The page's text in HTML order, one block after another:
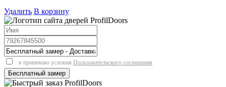
Удалить В корзину
я принимаю условия Пользовательского соглашения